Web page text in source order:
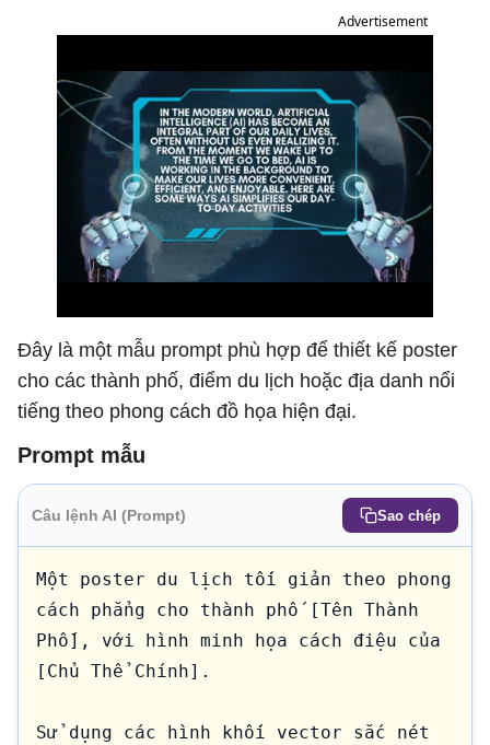
Advertisement
Đây là một mẫu prompt phù hợp để thiết kế poster
cho các thành phố, điểm du lịch hoặc địa danh nổi
tiếng theo phong cách đồ họa hiện đại.
Prompt mẫu
Câu lệnh AI (Prompt) Sao chép
Một poster du lịch tối giản theo phong
cách phẳng cho thành phố [Tên Thành
Phố], với hình minh họa cách điệu của
[Chủ Thể Chính].
Sử dụng các hình khối vector sắc nét